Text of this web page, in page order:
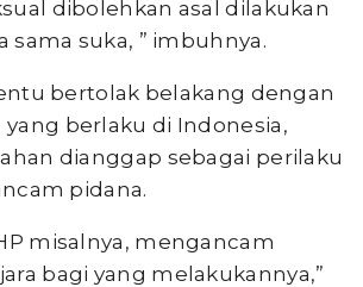
dibolehkan asal dilakukan
sama suka, ” imbuhnya.
bertolak belakang dengan
berlaku di Indonesia,
dianggap sebagai perilaku
pidana.
misalnya, mengancam
bagi yang melakukannya,”